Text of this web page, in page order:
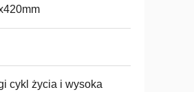
cykl życia i wysoka